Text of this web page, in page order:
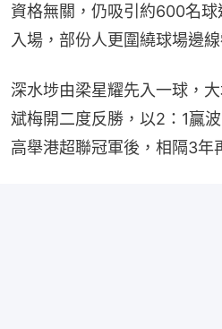
資格無關，仍吸引約600名
入場，部份人更圍繞球場邊
深水埗由梁星耀先入一球，
斌梅開二度反勝，以2：1贏
高舉港超聯冠軍後，相隔3年